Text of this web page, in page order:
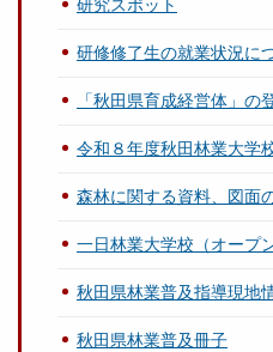
研究スポット
研修修了生の就業状況に
「秋田県育成経営体」の
令和８年度秋田林業大学
森林に関する資料、図面
一日林業大学校（オープ
秋田県林業普及指導現地
秋田県林業普及冊子